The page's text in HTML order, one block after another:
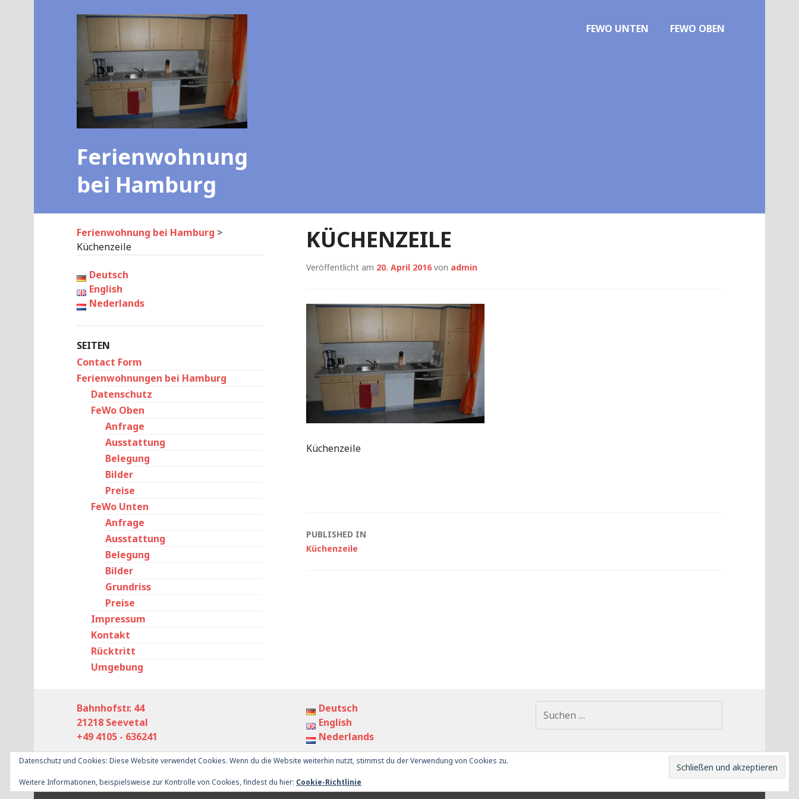
Ferienwohnung
bei Hamburg
FEWO UNTEN FEWO OBEN
KÜCHENZEILE
Veröffentlicht am 20. April 2016 von admin
Küchenzeile
Post
PUBLISHED IN
Küchenzeile
Ferienwohnung bei Hamburg >
Küchenzeile
Deutsch
English
Nederlands
SEITEN
Contact Form
Ferienwohnungen bei Hamburg
Datenschutz
FeWo Oben
Anfrage
Ausstattung
Belegung
Bilder
Preise
FeWo Unten
Anfrage
Ausstattung
Belegung
Bilder
Grundriss
Preise
Impressum
Kontakt
Rücktritt
Umgebung
Bahnhofstr. 44
21218 Seevetal
+49 4105 - 636241
Deutsch
English
Nederlands
nach:
RÜCKTRITT KONTAKT
Proudly powered by WordPress |Theme: Goran byWordPress.com.
Datenschutz und Cookies: Diese Website verwendet Cookies. Wenn du die Website weiterhin nutzt, stimmst du der Verwendung von Cookies zu.
Weitere Informationen, beispielsweise zur Kontrolle von Cookies, findest du hier: Cookie-Richtlinie